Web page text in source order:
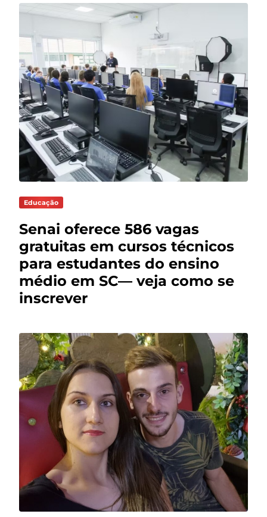
Educação
Senai oferece 586 vagas
gratuitas em cursos técnicos
para estudantes do ensino
médio em SC— veja como se
inscrever